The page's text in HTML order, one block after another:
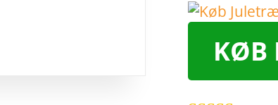
KØB